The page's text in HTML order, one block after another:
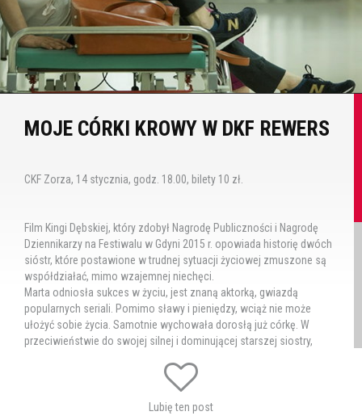
MOJE CÓRKI KROWY W DKF REWERS
CKF Zorza, 14 stycznia, godz. 18.00, bilety 10 zł.
Film Kingi Dębskiej, który zdobył Nagrodę Publiczności i Nagrodę
Dziennikarzy na Festiwalu w Gdyni 2015 r. opowiada historię dwóch
sióstr, które postawione w trudnej sytuacji życiowej zmuszone są
współdziałać, mimo wzajemnej niechęci.
Marta odniosła sukces w życiu, jest znaną aktorką, gwiazdą
popularnych seriali. Pomimo sławy i pieniędzy, wciąż nie może
ułożyć sobie życia. Samotnie wychowała dorosłą już córkę. W
przeciwieństwie do swojej silnej i dominującej starszej siostry,
nauczycielka, jej małżeństwo jest dalekie od ideału. Mąż Kasi to
życiowy nieudacznik, który bezskutecznie poszukuje pracy. Siostry
nie przepadają za sobą, ale nagła choroba matki zmusza je do
Lubię ten post